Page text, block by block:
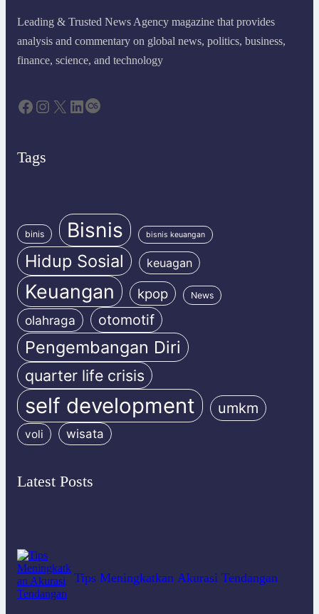
Leading & Trusted News Agency magazine that provides
analysis and commentary on global news, politics, business,
finance, science, and technology
Facebook Instagram X LinkedIn Last.fm
Tags
binis Bisnis bisnis keuangan
Hidup Sosial keuagan
Keuangan kpop News
olahraga otomotif
Pengembangan Diri
quarter life crisis
self development umkm
voli wisata
Latest Posts
Tips Meningkatkan Akurasi Tendangan